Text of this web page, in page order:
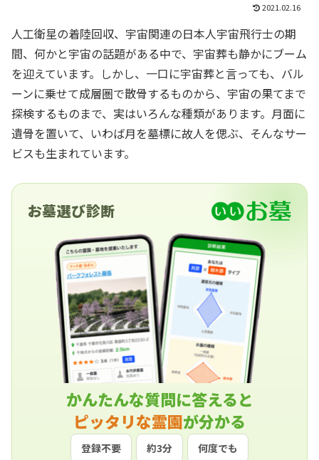
2021.02.16
人工衛星の着陸回収、宇宙関連の日本人宇宙飛行士の期
間、何かと宇宙の話題がある中で、宇宙葬も静かにブーム
を迎えています。しかし、一口に宇宙葬と言っても、バル
ーンに乗せて成層圏で散骨するものから、宇宙の果てまで
探検するものまで、実はいろんな種類があります。月面に
遺骨を置いて、いわば月を墓標に故人を偲ぶ、そんなサー
ビスも生まれています。
お墓選び診断
かんたんな質問に答えると
ピッタリな霊園が分かる
登録不要 約3分 何度でも